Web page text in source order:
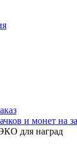
и монет на
для наград